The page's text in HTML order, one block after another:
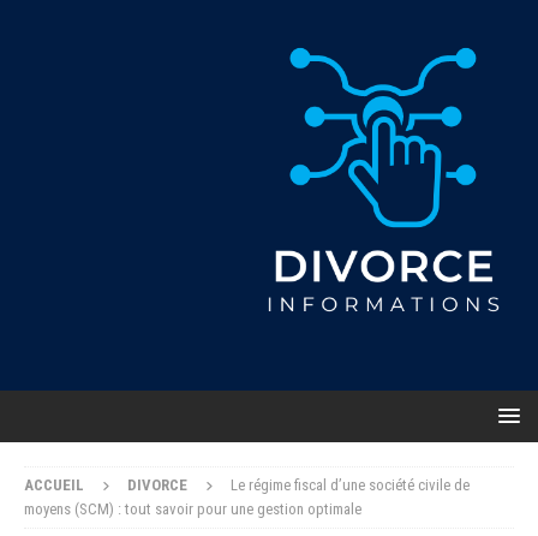
ACCUEIL DIVORCE
Le régime fiscal d’une société civile de
moyens (SCM) : tout savoir pour une gestion optimale